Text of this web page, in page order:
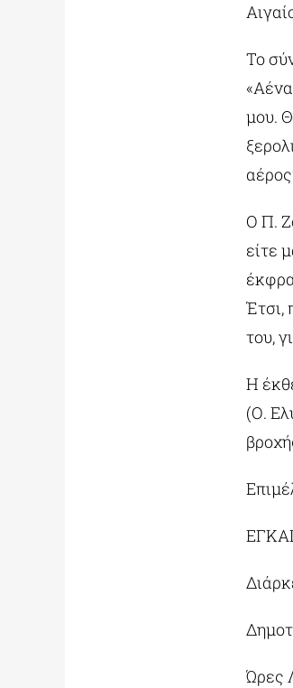
Το
μου.
Ο Π.
είτε
Έτσι,
του,
Η
(Ο.
Ώρες